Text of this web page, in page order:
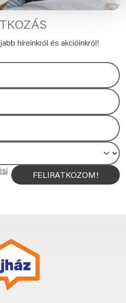
híreinkról és akcióinkról!
FELIRATKOZOM!